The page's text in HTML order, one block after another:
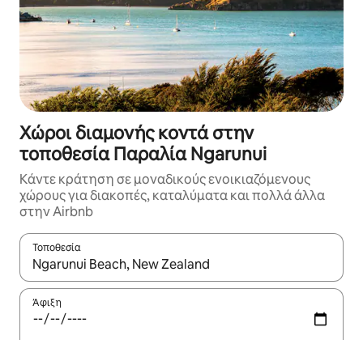
Χώροι διαμονής κοντά στην
τοποθεσία Παραλία Ngarunui
Κάντε κράτηση σε μοναδικούς ενοικιαζόμενους
χώρους για διακοπές, καταλύματα και πολλά άλλα
στην Airbnb
Τοποθεσία
Όταν τα αποτελέσματα είναι διαθέσιμα, μπορείτε να
Άφιξη